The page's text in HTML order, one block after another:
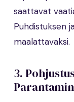
saattavat
Puhdistuksen
maalattavaksi.
3.